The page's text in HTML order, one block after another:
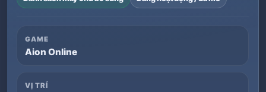
GAME
Aion Online
VỊ TRÍ